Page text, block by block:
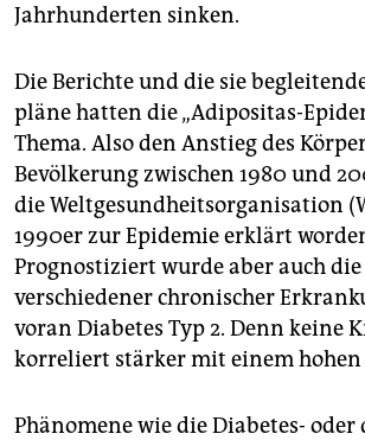
Jahrhunderten sinken.
Die Berichte und die sie
pläne hatten die „Adipositas-
Thema. Also den Anstieg des
Bevölkerung zwischen 1980 und
die Weltgesundheitsorganisation
1990er zur Epidemie erklärt
Prognostiziert wurde aber auch
verschiedener chronischer
voran Diabetes Typ 2. Denn keine
korreliert stärker mit einem hohen
Phänomene wie die Diabetes- oder